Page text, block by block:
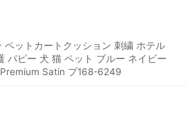
ペットカートクッション 刺繍 ホテル
パピー 犬 猫 ペット ブルー ネイビー
Satin プ168-6249